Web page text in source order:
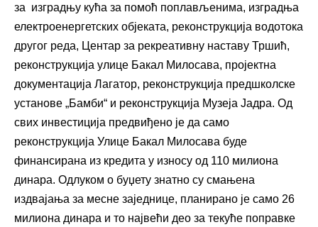
за изградњу кућа за помоћ поплављенима, изградња
електроенергетских објеката, реконструкција водотока
другог реда, Центар за рекреативну наставу Тршић,
реконструкција улице Бакал Милосава, пројектна
документација Лагатор, реконструкција предшколске
установе „Бамби“ и реконструкција Музеја Јадра. Од
свих инвестиција предвиђено је да само
реконструкција Улице Бакал Милосава буде
финансирана из кредита у износу од 110 милиона
динара. Одлуком о буџету знатно су смањена
издвајања за месне заједнице, планирано је само 26
милиона динара и то највећи део за текуће поправке